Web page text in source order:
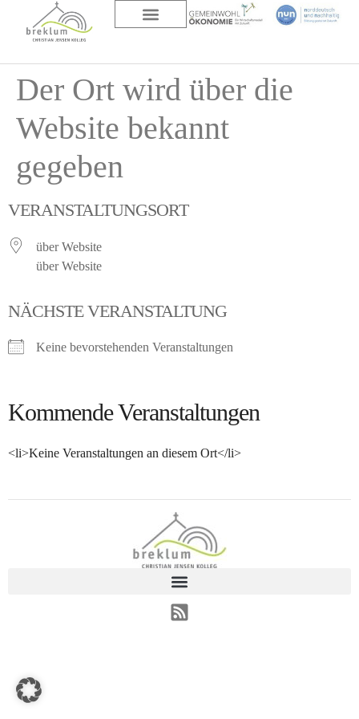
Der Ort wird über die
Website bekannt
gegeben
VERANSTALTUNGSORT
über Website
über Website
NÄCHSTE VERANSTALTUNG
Keine bevorstehenden Veranstaltungen
Kommende Veranstaltungen
<li>Keine Veranstaltungen an diesem Ort</li>